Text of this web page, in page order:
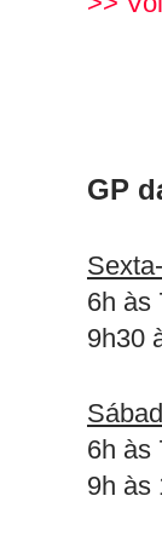
GP
6h às
9h30
6h às
9h às